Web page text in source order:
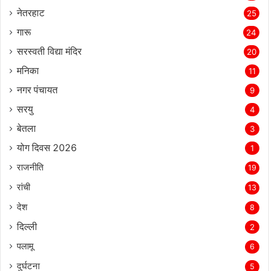
नेतरहाट 25
गारू 24
सरस्‍वती विद्या मंदिर 20
मनिका 11
नगर पंचायत 9
सरयु 4
बेतला 3
योग दिवस 2026 1
राजनीति 19
रांची 13
देश 8
दिल्‍ली 2
पलामू 6
दुर्घटना 5